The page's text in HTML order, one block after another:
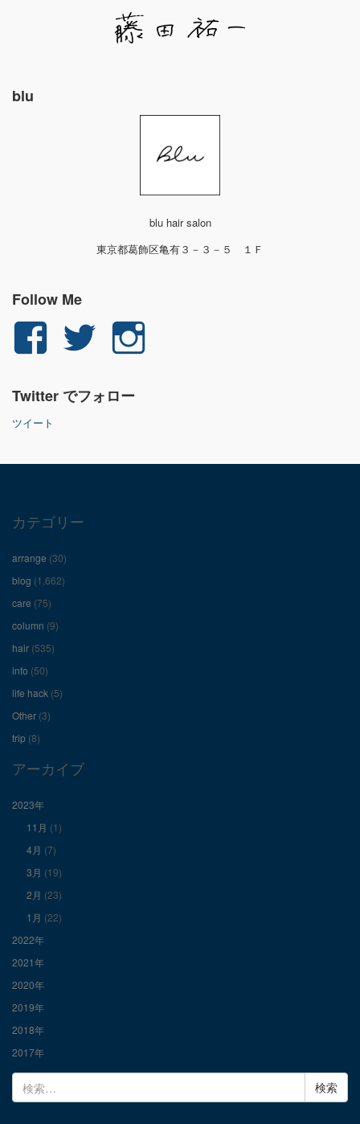
blu
blu hair salon
東京都葛飾区亀有３－３－５ １Ｆ
Follow Me
yuichi.fujita.351
ん
ロ
フ
ィ
ー
ル
を
Facebook
で
示
yu_1_fjt
ん
Twitter でフォロー
ツイート
カテゴリー
arrange (30)
blog (1,662)
care (75)
column (9)
hair (535)
info (50)
life hack (5)
Other (3)
trip (8)
アーカイブ
2023年
11月 (1)
4月 (7)
3月 (19)
2月 (23)
1月 (22)
2022年
2021年
2020年
2019年
2018年
2017年
検
索: